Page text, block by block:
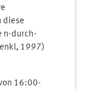
diese
n-durch-
1997)
16:00-